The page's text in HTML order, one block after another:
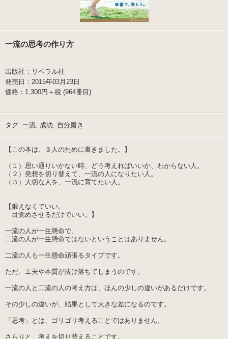
一流の思考の作り方
出版社：リベラル社
発売日：2015年03月23日
価格：1,300円＋税 (964冊目)
タグ: 一流, 成功, 自分磨き
【この本は、３人のために書きました。】
（１）思い通りいかない時、どう考えればいいか、わからない人。
（２）発想を切り替えて、一流の人になりたい人。
（３）大切な人を、一流に育てたい人。
【鍛えなくていい。
目覚めさせるだけでいい。】
一流の人が一生懸命で、
二流の人が一生懸命ではないということはありません。
二流の人も一生懸命頑張るタイプです。
ただ、工夫や本質が抜け落ちてしまうのです。
一流の人と二流の人の考え方は、ほんの少しの違いがあるだけです。
その少しの違いが、結果として大きな差になるのです。
「思考」とは、ゴリゴリ考えることではありません。
さらりと、考えを切り替えることです。